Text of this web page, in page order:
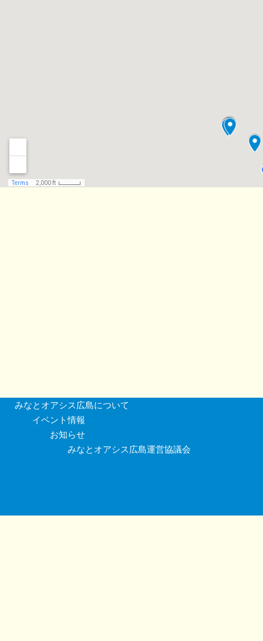
みなとオアシス広島について
イベント情報
お知らせ
みなとオアシス広島運営協議会